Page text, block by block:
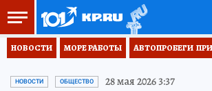
НОВОСТИ МОРЕ РАБОТЫ АВТОПРОБЕГИ
НОВОСТИ ОБЩЕСТВО 28 мая 2026 3:37